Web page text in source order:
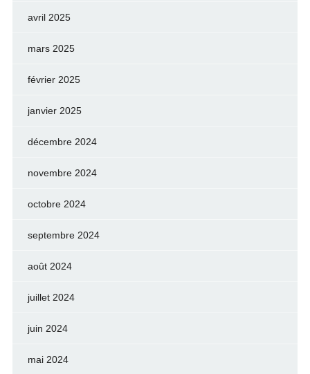
avril 2025
mars 2025
février 2025
janvier 2025
décembre 2024
novembre 2024
octobre 2024
septembre 2024
août 2024
juillet 2024
juin 2024
mai 2024